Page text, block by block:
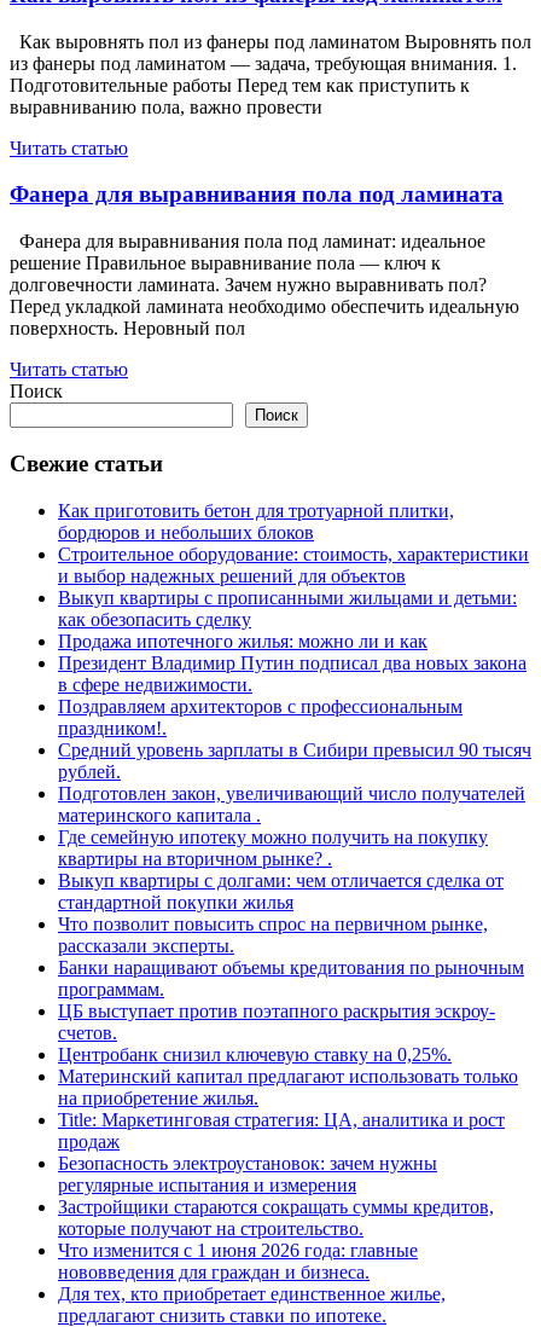
Как выровнять пол из фанеры под ламинатом Выровнять пол
из фанеры под ламинатом — задача, требующая внимания. 1.
Подготовительные работы Перед тем как приступить к
выравниванию пола, важно провести
Читать статью
Фанера для выравнивания пола под ламината
Фанера для выравнивания пола под ламинат: идеальное
решение Правильное выравнивание пола — ключ к
долговечности ламината. Зачем нужно выравнивать пол?
Перед укладкой ламината необходимо обеспечить идеальную
поверхность. Неровный пол
Читать статью
Поиск
Поиск
Свежие статьи
Как приготовить бетон для тротуарной плитки,
бордюров и небольших блоков
Строительное оборудование: стоимость, характеристики
и выбор надежных решений для объектов
Выкуп квартиры с прописанными жильцами и детьми:
как обезопасить сделку
Продажа ипотечного жилья: можно ли и как
Президент Владимир Путин подписал два новых закона
в сфере недвижимости.
Поздравляем архитекторов с профессиональным
праздником!.
Средний уровень зарплаты в Сибири превысил 90 тысяч
рублей.
Подготовлен закон, увеличивающий число получателей
материнского капитала .
Где семейную ипотеку можно получить на покупку
квартиры на вторичном рынке? .
Выкуп квартиры с долгами: чем отличается сделка от
стандартной покупки жилья
Что позволит повысить спрос на первичном рынке,
рассказали эксперты.
Банки наращивают объемы кредитования по рыночным
программам.
ЦБ выступает против поэтапного раскрытия эскроу-
счетов.
Центробанк снизил ключевую ставку на 0,25%.
Материнский капитал предлагают использовать только
на приобретение жилья.
Title: Маркетинговая стратегия: ЦА, аналитика и рост
продаж
Безопасность электроустановок: зачем нужны
регулярные испытания и измерения
Застройщики стараются сокращать суммы кредитов,
которые получают на строительство.
Что изменится с 1 июня 2026 года: главные
нововведения для граждан и бизнеса.
Для тех, кто приобретает единственное жилье,
предлагают снизить ставки по ипотеке.